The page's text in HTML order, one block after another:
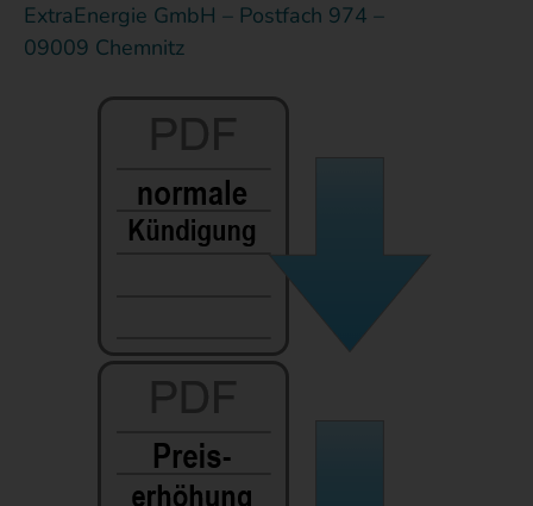
ExtraEnergie GmbH – Postfach 974 –
09009 Chemnitz